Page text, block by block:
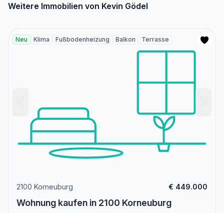
Weitere Immobilien von Kevin Gödel
Neu Klima Fußbodenheizung Balkon Terrasse
2100 Korneuburg € 449.000
Wohnung kaufen in 2100 Korneuburg